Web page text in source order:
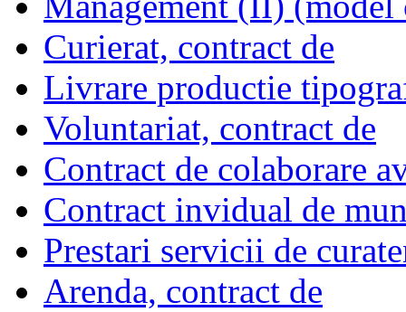
Curierat, contract de
Livrare productie
Voluntariat, contract de
Contract de colaborare
Contract invidual de
Prestari servicii de
Arenda, contract de